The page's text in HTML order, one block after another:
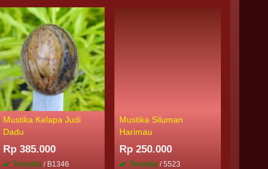
Mustika Kelapa Judi
Dadu
Rp 385.000
Tersedia / B1346
Mustika Siluman
Harimau
Rp 250.000
Tersedia / 5523